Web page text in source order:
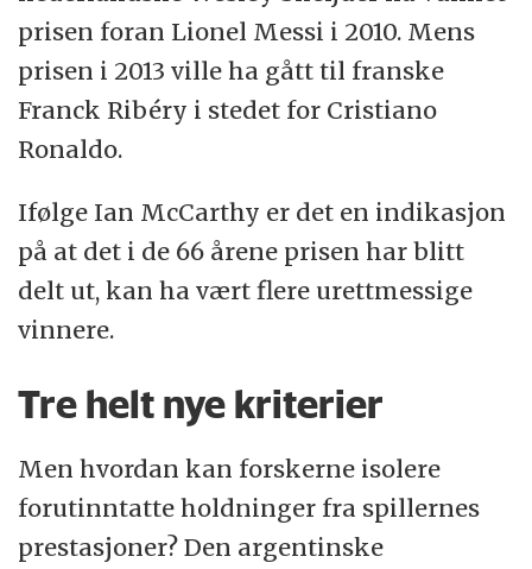
prisen foran Lionel Messi i 2010. Mens
prisen i 2013 ville ha gått til franske
Franck Ribéry i stedet for Cristiano
Ronaldo.
Ifølge Ian McCarthy er det en indikasjon
på at det i de 66 årene prisen har blitt
delt ut, kan ha vært flere urettmessige
vinnere.
Tre helt nye kriterier
Men hvordan kan forskerne isolere
forutinntatte holdninger fra spillernes
prestasjoner? Den argentinske